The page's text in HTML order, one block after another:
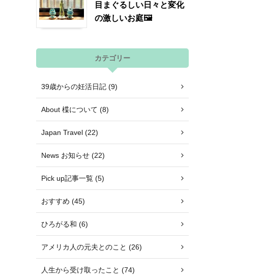
目まぐるしい日々と変化
の激しいお庭🖼
カテゴリー
39歳からの妊活日記 (9)
About 楪について (8)
Japan Travel (22)
News お知らせ (22)
Pick up記事一覧 (5)
おすすめ (45)
ひろがる和 (6)
アメリカ人の元夫とのこと (26)
人生から受け取ったこと (74)